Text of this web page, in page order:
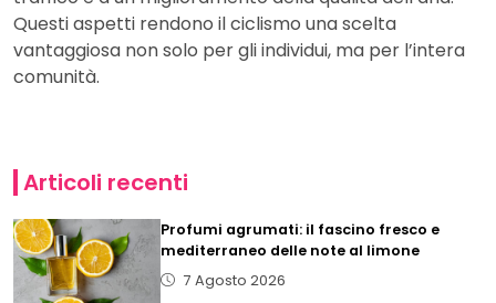
Questi aspetti rendono il ciclismo una scelta
vantaggiosa non solo per gli individui, ma per l’intera
comunità.
Articoli recenti
Profumi agrumati: il fascino fresco e
mediterraneo delle note al limone
7 Agosto 2026